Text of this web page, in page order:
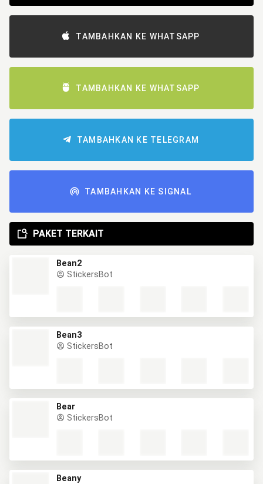
TAMBAHKAN KE WHATSAPP
TAMBAHKAN KE WHATSAPP
TAMBAHKAN KE TELEGRAM
TAMBAHKAN KE SIGNAL
PAKET TERKAIT
Bean2
StickersBot
Bean3
StickersBot
Bear
StickersBot
Beany